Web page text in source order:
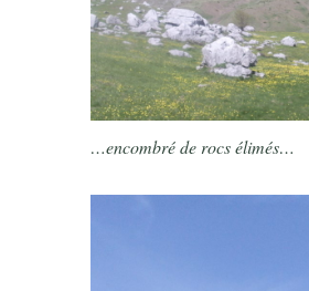
…encombré de rocs élimés…